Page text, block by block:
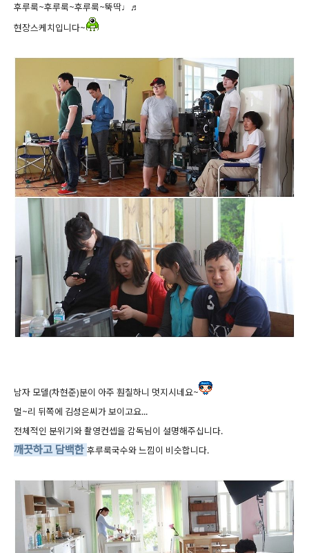
후루룩~후루룩~후루룩~뚝딱♩♬
현장스케치입니다~
남자 모델(차현준)분이 아주 훤칠하니 멋지시네요~
멀~리 뒤쪽에 김성은씨가 보이고요...
전체적인 분위기와 촬영컨셉을 감독님이 설명해주십니다.
깨끗하고 담백한 후루룩국수와 느낌이 비슷합니다.